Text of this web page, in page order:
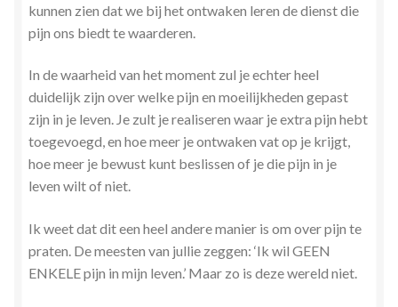
kunnen zien dat we bij het ontwaken leren de dienst die
pijn ons biedt te waarderen.
In de waarheid van het moment zul je echter heel
duidelijk zijn over welke pijn en moeilijkheden gepast
zijn in je leven. Je zult je realiseren waar je extra pijn hebt
toegevoegd, en hoe meer je ontwaken vat op je krijgt,
hoe meer je bewust kunt beslissen of je die pijn in je
leven wilt of niet.
Ik weet dat dit een heel andere manier is om over pijn te
praten. De meesten van jullie zeggen: ‘Ik wil GEEN
ENKELE pijn in mijn leven.’ Maar zo is deze wereld niet.